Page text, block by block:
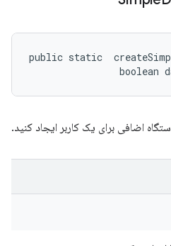
public static
boolean
اضافی برای یک کاربر ایجاد کنید.